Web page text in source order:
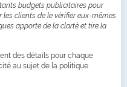
budgets publicitaires pour
clients de le vérifier eux-mêmes
apporte de la clarté et tire la
des détails pour chaque
au sujet de la politique